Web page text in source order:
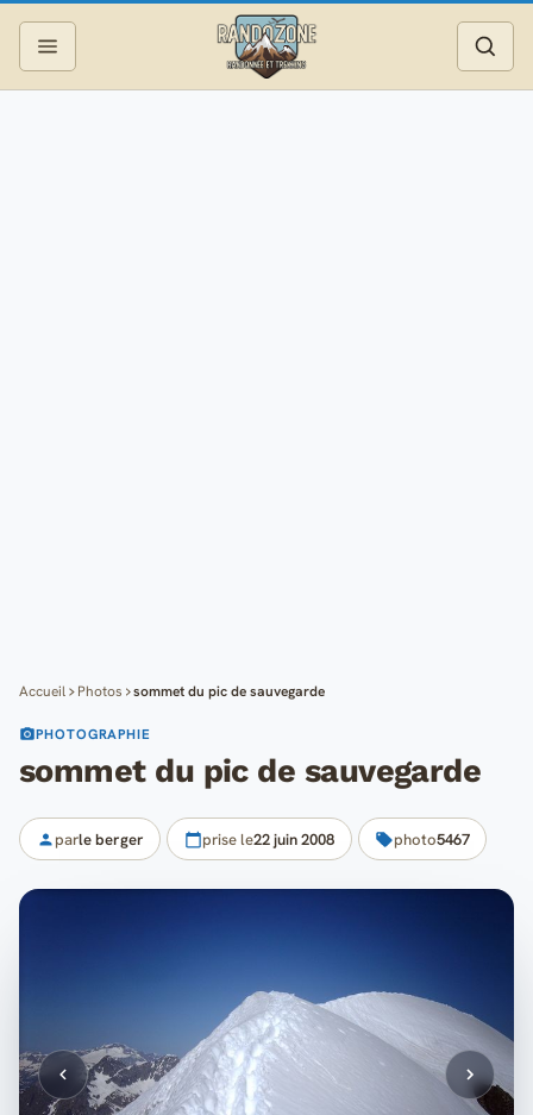
Accueil Photos sommet du pic de sauvegarde
PHOTOGRAPHIE
sommet du pic de sauvegarde
parle berger prise le22 juin 2008 photo5467